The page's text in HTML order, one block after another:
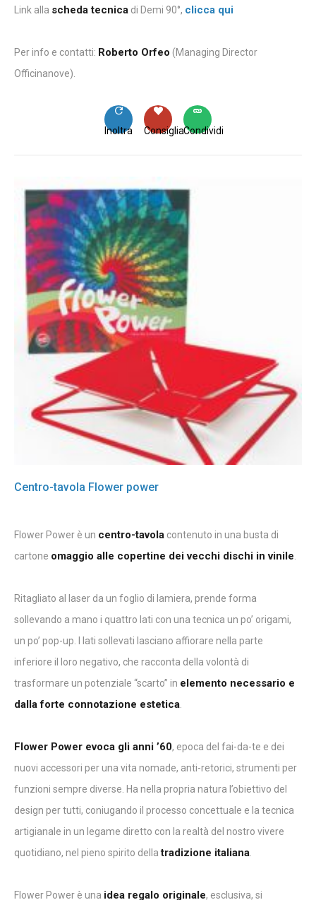
Link alla scheda tecnica di Demi 90°, clicca qui
Per info e contatti: Roberto Orfeo (Managing Director
Officinanove).
Condividi
Consiglia
Inoltra
Centro-tavola Flower power
Flower Power è un centro-tavola contenuto in una busta di
cartone omaggio alle copertine dei vecchi dischi in vinile.
Ritagliato al laser da un foglio di lamiera, prende forma
sollevando a mano i quattro lati con una tecnica un po’ origami,
un po’ pop-up. I lati sollevati lasciano affiorare nella parte
inferiore il loro negativo, che racconta della volontà di
trasformare un potenziale “scarto” in elemento necessario e
dalla forte connotazione estetica.
Flower Power evoca gli anni ’60, epoca del fai-da-te e dei
nuovi accessori per una vita nomade, anti-retorici, strumenti per
funzioni sempre diverse. Ha nella propria natura l’obiettivo del
design per tutti, coniugando il processo concettuale e la tecnica
artigianale in un legame diretto con la realtà del nostro vivere
quotidiano, nel pieno spirito dellatradizione italiana.
Flower Power è una idea regalo originale, esclusiva, si